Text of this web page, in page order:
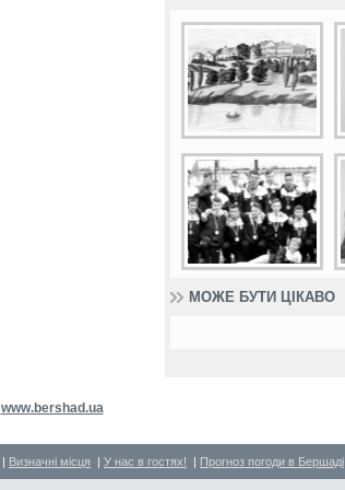
МОЖЕ БУТИ ЦІКАВО
www.bershad.ua
| Визначні місця | У нас в гостях! | Прогноз погоди в Бершаді